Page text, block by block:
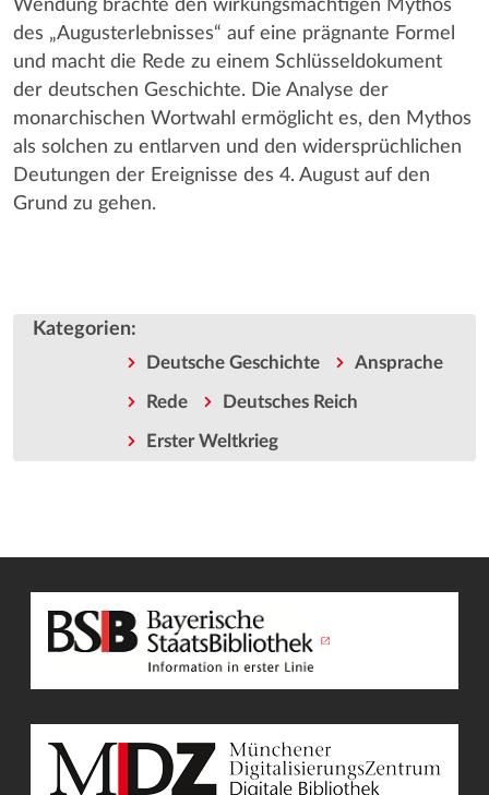
Wendung brachte den wirkungsmächtigen Mythos
des „Augusterlebnisses“ auf eine prägnante Formel
und macht die Rede zu einem Schlüsseldokument
der deutschen Geschichte. Die Analyse der
monarchischen Wortwahl ermöglicht es, den Mythos
als solchen zu entlarven und den widersprüchlichen
Deutungen der Ereignisse des 4. August auf den
Grund zu gehen.
Kategorien:
Deutsche Geschichte Ansprache
Rede Deutsches Reich
Erster Weltkrieg